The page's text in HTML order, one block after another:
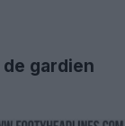
gardien